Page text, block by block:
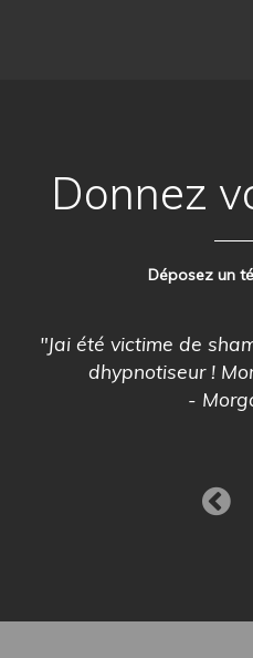
Donnez
Déposez un
"Jai été victime de
dhypnotiseur !
-